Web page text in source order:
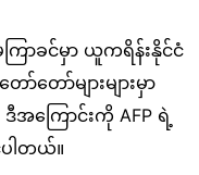
ြာခင်မှာ ယူကရိန်းနိုင်ငံ
ော်များများမှာ
အကြောင်းကို AFP ရဲ့
ါတယ်။